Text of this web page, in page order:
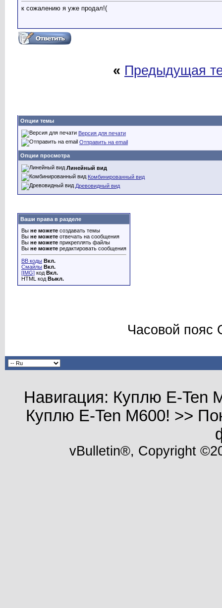
к сожалению я уже продал!(
« Предыдущая
Опции темы
Версия для печати
Отправить на email
Опции просмотра
Линейный вид
Комбинированный вид
Древовидный вид
Ваши права в разделе
Вы не можете создавать темы
Вы не можете отвечать на сообщения
Вы не можете прикреплять файлы
Вы не можете редактировать сообщения
BB коды Вкл.
Смайлы Вкл.
[IMG] код Вкл.
HTML код Выкл.
Часовой пояс
Навигация: Куплю E-Ten
Куплю E-Ten M600! >>
vBulletin®, Copyright